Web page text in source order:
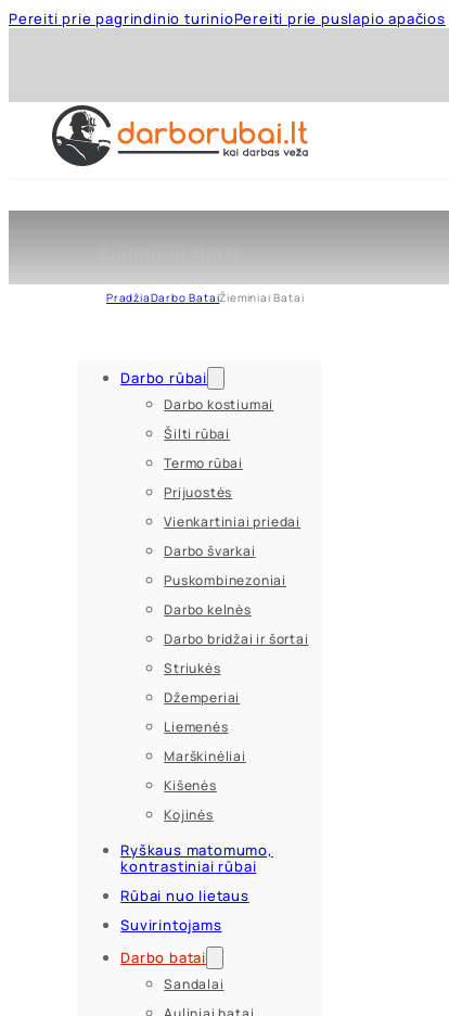
Pereiti prie pagrindinio turinioPereiti prie puslapio apačios
PradžiaDarbo BataiŽieminiai Batai
Darbo rūbai
Darbo kostiumai
Šilti rūbai
Termo rūbai
Prijuostės
Vienkartiniai priedai
Darbo švarkai
Puskombinezoniai
Darbo kelnės
Darbo bridžai ir šortai
Striukės
Džemperiai
Liemenės
Marškinėliai
Kišenės
Kojinės
Ryškaus matomumo,
kontrastiniai rūbai
Rūbai nuo lietaus
Suvirintojams
Darbo batai
Sandalai